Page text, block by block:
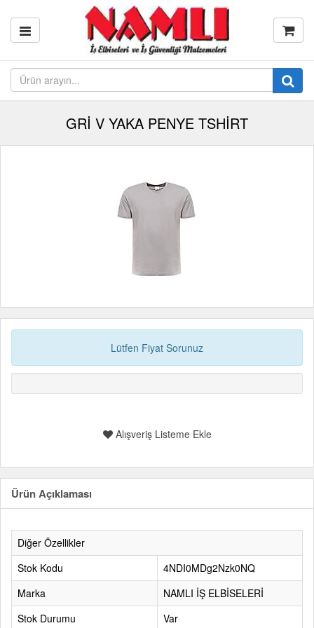
GRİ V YAKA PENYE TSHİRT
Lütfen Fiyat Sorunuz
Alışveriş Listeme Ekle
Ürün Açıklaması
Diğer Özellikler
Stok Kodu
4NDI0MDg2Nzk0NQ
Marka
NAMLI İŞ ELBİSELERİ
Stok Durumu
Var